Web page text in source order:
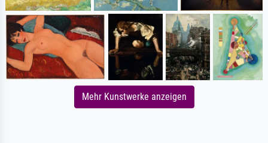
Mehr Kunstwerke anzeigen